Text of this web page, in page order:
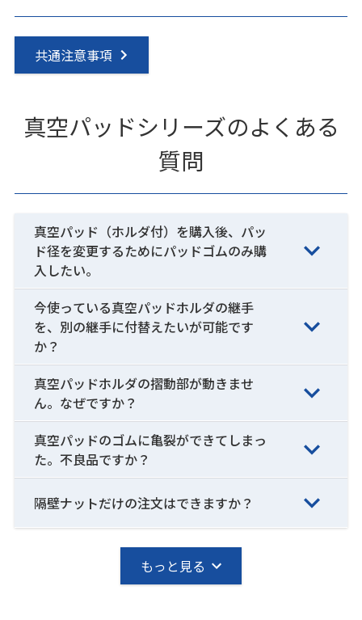
共通注意事項
真空パッドシリーズのよくある
質問
真空パッド（ホルダ付）を購入後、パッ
ド径を変更するためにパッドゴムのみ購
入したい。
今使っている真空パッドホルダの継手
を、別の継手に付替えたいが可能です
か？
真空パッドホルダの摺動部が動きませ
ん。なぜですか？
真空パッドのゴムに亀裂ができてしまっ
た。不良品ですか？
隔壁ナットだけの注文はできますか？
もっと見る